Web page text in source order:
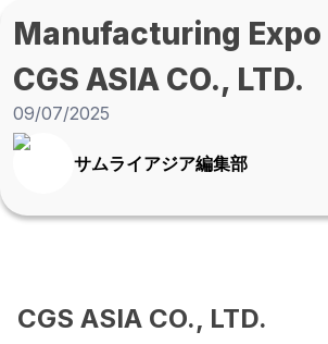
Manufacturing Expo
CGS ASIA CO., LTD.
09/07/2025
サムライアジア編集部
CGS ASIA CO., LTD.